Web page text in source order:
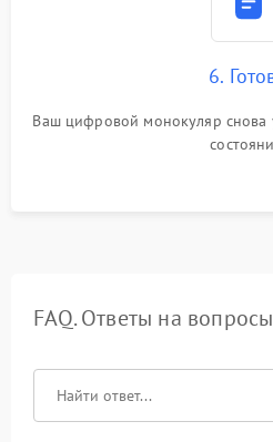
6.
Ваш цифровой монокуляр снова
FAQ. Ответы на вопросы